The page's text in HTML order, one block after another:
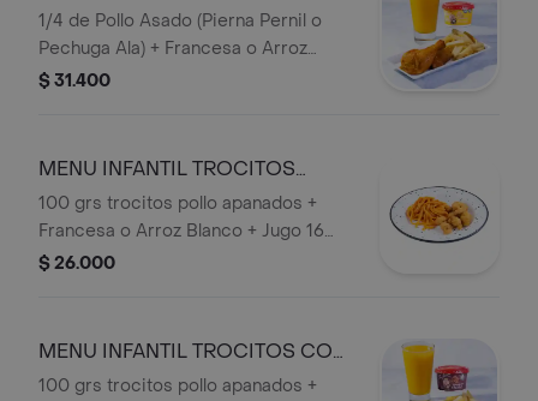
CON HELADO
1/4 de Pollo Asado (Pierna Pernil o
Pechuga Ala) + Francesa o Arroz
Blanco + Jugo 16 onzas (Mora o
$ 31.400
MENU INFANTIL TROCITOS
SOLO
100 grs trocitos pollo apanados +
Francesa o Arroz Blanco + Jugo 16
onzas (Mora o Mango).
$ 26.000
MENU INFANTIL TROCITOS CON
HELADO
100 grs trocitos pollo apanados +